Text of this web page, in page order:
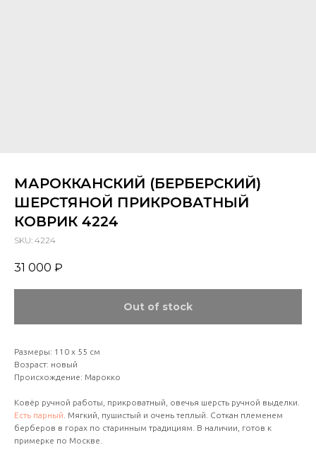
МАРОККАНСКИЙ (БЕРБЕРСКИЙ)
ШЕРСТЯНОЙ ПРИКРОВАТНЫЙ
КОВРИК 4224
SKU: 4224
31 000 ₽
Out of stock
Размеры: 110 х 55 см
Возраст: новый
Происхождение: Марокко
Ковёр ручной работы, прикроватный, овечья шерсть ручной выделки.
Есть парный . Мягкий, пушистый и очень теплый. Соткан племенем
берберов в горах по старинным традициям. В наличии, готов к
примерке по Москве.